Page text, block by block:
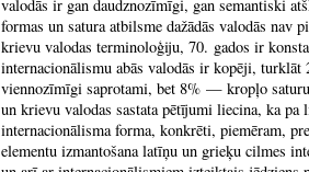
valodās ir gan daudznozīmīgi, gan semantiski
formas un satura atbilsme dažādās valodās nav
krievu valodas terminoloģiju, 70. gados ir
internacionālismu abās valodās ir kopēji,
viennozīmīgi saprotami, bet 8% — kropļo
un krievu valodas sastata pētījumi liecina, ka pa
internacionālisma forma, konkrēti, piemēram,
elementu izmantošana latīņu un grieķu cilmes